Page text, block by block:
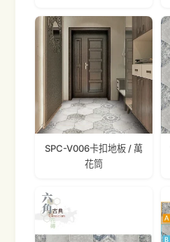
SPC-V006卡扣地板 / 萬
花筒